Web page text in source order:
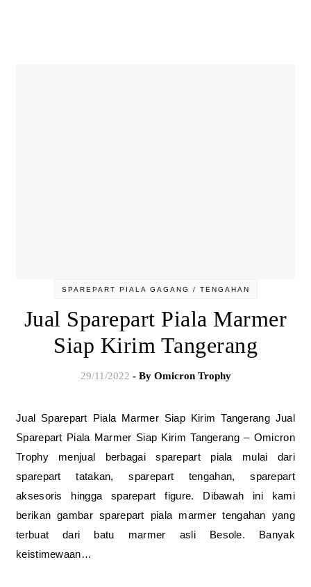
SPAREPART PIALA GAGANG / TENGAHAN
Jual Sparepart Piala Marmer
Siap Kirim Tangerang
29/11/2022 - By Omicron Trophy
Jual Sparepart Piala Marmer Siap Kirim Tangerang Jual
Sparepart Piala Marmer Siap Kirim Tangerang – Omicron
Trophy menjual berbagai sparepart piala mulai dari
sparepart tatakan, sparepart tengahan, sparepart
aksesoris hingga sparepart figure. Dibawah ini kami
berikan gambar sparepart piala marmer tengahan yang
terbuat dari batu marmer asli Besole. Banyak
keistimewaan…